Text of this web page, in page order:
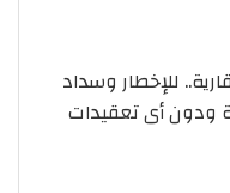
للإخطار وسداد
ودون أى تعقيدات